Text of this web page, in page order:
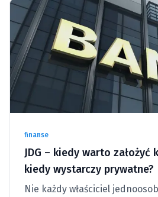
finanse
JDG – kiedy warto
kiedy wystarczy prywatne?
Nie każdy właściciel